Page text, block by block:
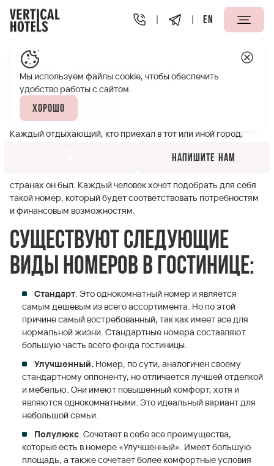
EN
Апарт-отели Vertical Виды
Виды номеров в
гостинице
Каждый отдыхающий, кто приехал в тот или иной город,
они имеют разную стоимость. Виды номеров в гостинице
странах он был. Каждый человек хочет подобрать для себя
такой номер, который будет соответствовать потребностям
и финансовым возможностям.
Существуют следующие
виды номеров в гостинице:
Стандарт . Это однокомнатный номер и является
самым дешевым из всего ассортимента. Но по этой
причине самый востребованный, так как имеет все для
нормальной жизни. Стандартные номера составляют
большую часть всего фонда гостиницы.
Улучшенный. Номер, по сути, аналогичен своему
стандартному оппоненту, но отличается лучшей отделкой
и мебелью. Они имеют повышенный комфорт, хотя и
являются однокомнатными. Это идеальный вариант для
небольшой семьи.
Полулюкс. Сочетает в себе все преимущества,
которые есть в номере «Улучшенный». Имеет большую
площадь, а также сочетает более комфортные условия
Мы используем файлы cookie, чтобы обеспечить
удобство работы с сайтом.
Хорошо
Напишите нам